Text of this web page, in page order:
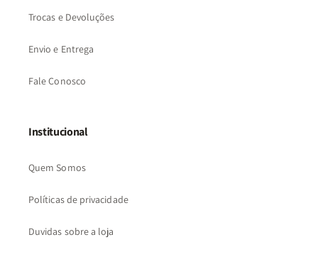
Trocas e Devoluções
Envio e Entrega
Fale Conosco
Institucional
Quem Somos
Políticas de privacidade
Duvidas sobre a loja